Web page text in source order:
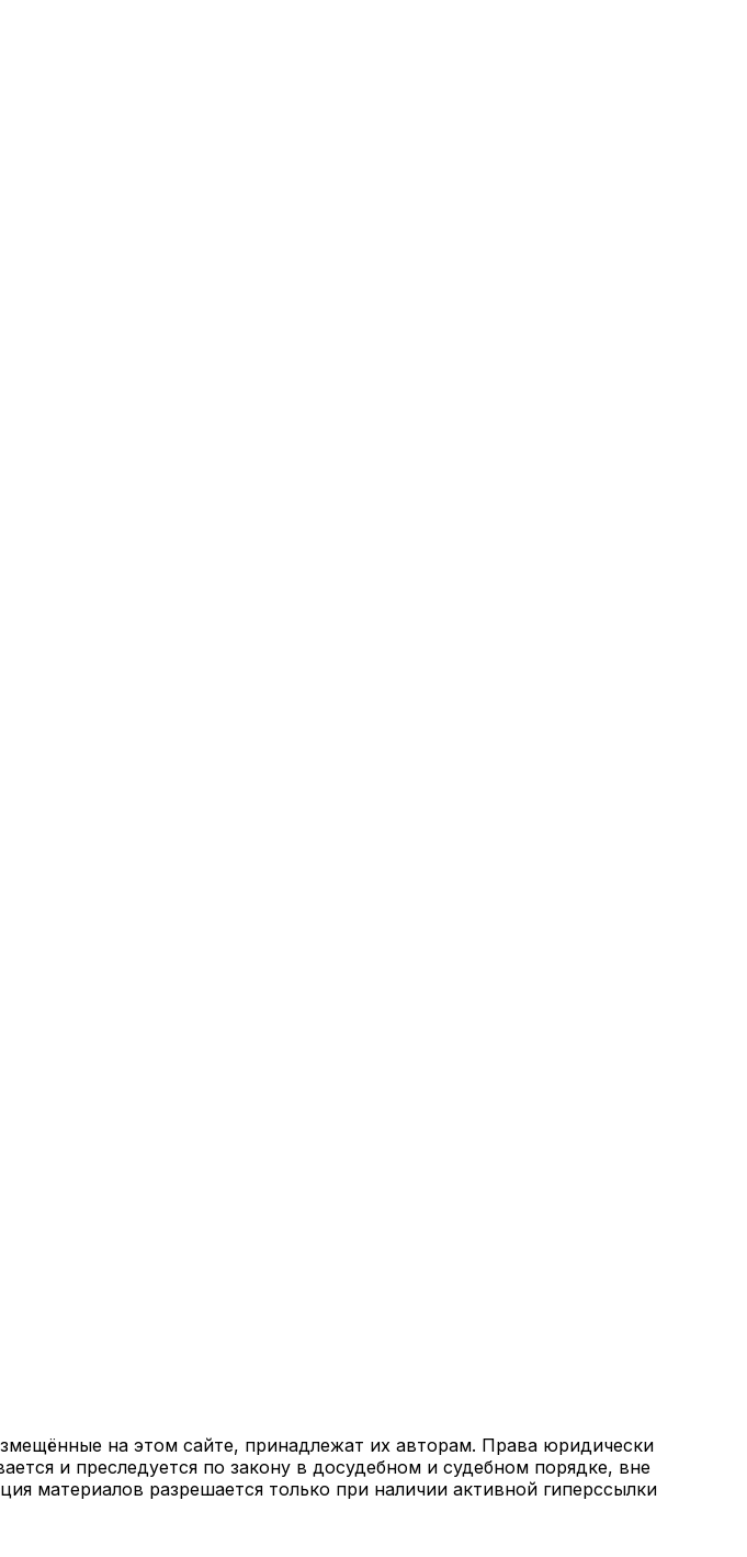
на этом сайте, принадлежат их авторам. Права юридически
и преследуется по закону в досудебном и судебном порядке, вне
материалов разрешается только при наличии активной гиперссылки